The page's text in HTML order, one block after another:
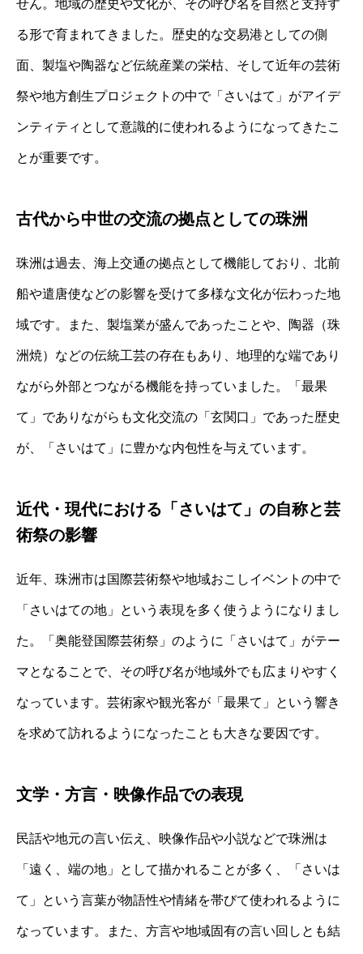
せん。地域の歴史や文化が、その呼び名を自然と支持す
る形で育まれてきました。歴史的な交易港としての側
面、製塩や陶器など伝統産業の栄枯、そして近年の芸術
祭や地方創生プロジェクトの中で「さいはて」がアイデ
ンティティとして意識的に使われるようになってきたこ
とが重要です。
古代から中世の交流の拠点としての珠洲
珠洲は過去、海上交通の拠点として機能しており、北前
船や遣唐使などの影響を受けて多様な文化が伝わった地
域です。また、製塩業が盛んであったことや、陶器（珠
洲焼）などの伝統工芸の存在もあり、地理的な端であり
ながら外部とつながる機能を持っていました。「最果
て」でありながらも文化交流の「玄関口」であった歴史
が、「さいはて」に豊かな内包性を与えています。
近代・現代における「さいはて」の自称と芸
術祭の影響
近年、珠洲市は国際芸術祭や地域おこしイベントの中で
「さいはての地」という表現を多く使うようになりまし
た。「奥能登国際芸術祭」のように「さいはて」がテー
マとなることで、その呼び名が地域外でも広まりやすく
なっています。芸術家や観光客が「最果て」という響き
を求めて訪れるようになったことも大きな要因です。
文学・方言・映像作品での表現
民話や地元の言い伝え、映像作品や小説などで珠洲は
「遠く、端の地」として描かれることが多く、「さいは
て」という言葉が物語性や情緒を帯びて使われるように
なっています。また、方言や地域固有の言い回しとも結